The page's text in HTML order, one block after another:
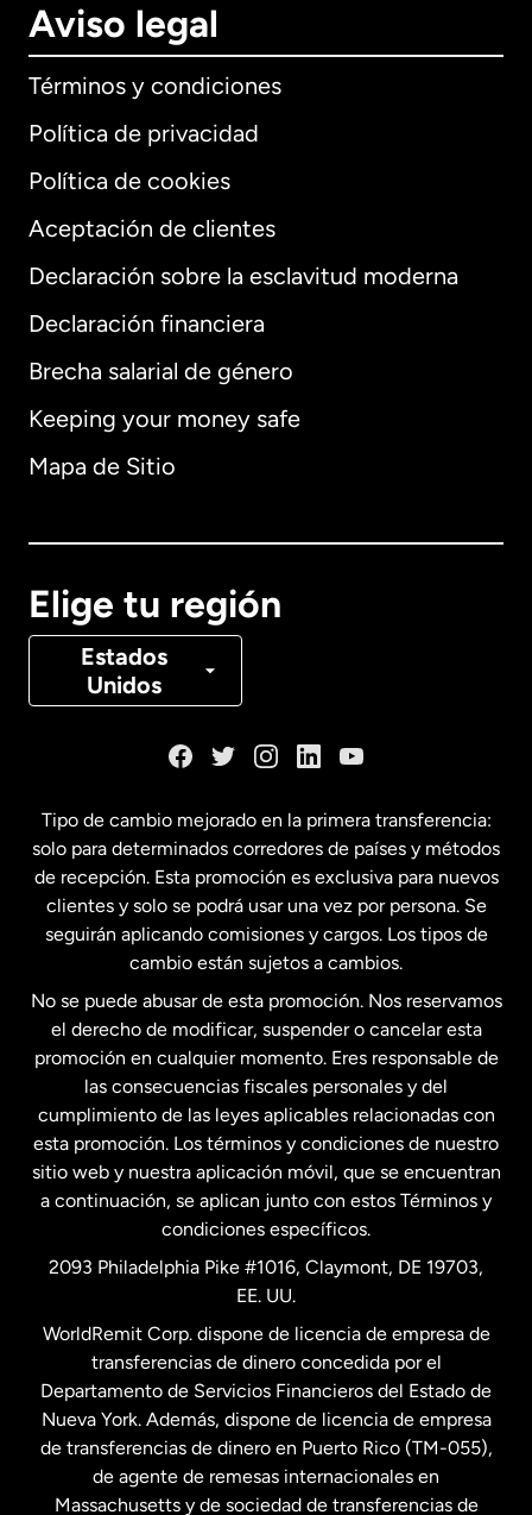
Aviso legal
Términos y condiciones
Política de privacidad
Política de cookies
Aceptación de clientes
Declaración sobre la esclavitud moderna
Declaración financiera
Brecha salarial de género
Keeping your money safe
Mapa de Sitio
Elige tu región
Estados
Unidos
Internacional English
Alemania
Canadá Français
Estados Unidos English
Estados Unidos Español
Francia
Malasia
Nueva Zelanda
Países Bajos
Suecia
Tipo de cambio mejorado en la primera transferencia:
solo para determinados corredores de países y métodos
de recepción. Esta promoción es exclusiva para nuevos
clientes y solo se podrá usar una vez por persona. Se
seguirán aplicando comisiones y cargos. Los tipos de
cambio están sujetos a cambios.
No se puede abusar de esta promoción. Nos reservamos
el derecho de modificar, suspender o cancelar esta
promoción en cualquier momento. Eres responsable de
las consecuencias fiscales personales y del
cumplimiento de las leyes aplicables relacionadas con
esta promoción. Los términos y condiciones de nuestro
sitio web y nuestra aplicación móvil, que se encuentran
a continuación, se aplican junto con estos Términos y
condiciones específicos.
2093 Philadelphia Pike #1016, Claymont, DE 19703,
EE. UU.
WorldRemit Corp. dispone de licencia de empresa de
transferencias de dinero concedida por el
Departamento de Servicios Financieros del Estado de
Nueva York. Además, dispone de licencia de empresa
de transferencias de dinero en Puerto Rico (TM-055),
de agente de remesas internacionales en
Massachusetts y de sociedad de transferencias de